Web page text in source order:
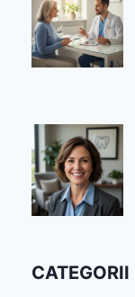
CATEGORII